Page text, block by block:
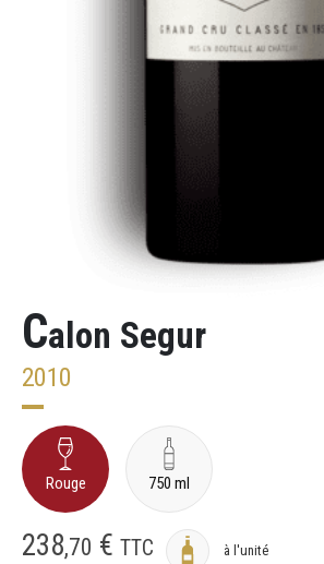
Calon Segur
2010
Rouge 750 ml
238,70 € TTC à l'unité